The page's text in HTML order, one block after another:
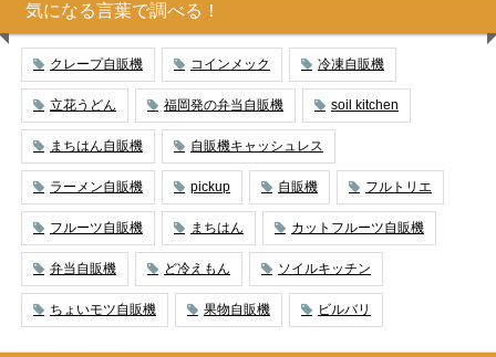
気になる言葉で調べる！
クレープ自販機 コインメック 冷凍自販機
立花うどん 福岡発の弁当自販機 soil kitchen
まちはん自販機 自販機キャッシュレス
ラーメン自販機 pickup 自販機 フルトリエ
フルーツ自販機 まちはん カットフルーツ自販機
弁当自販機 ど冷えもん ソイルキッチン
ちょいモツ自販機 果物自販機 ビルバリ